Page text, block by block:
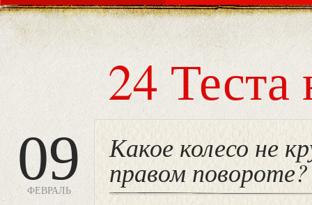
24 Теста
09
ФЕВРАЛЬ
Какое колесо не
правом повороте?